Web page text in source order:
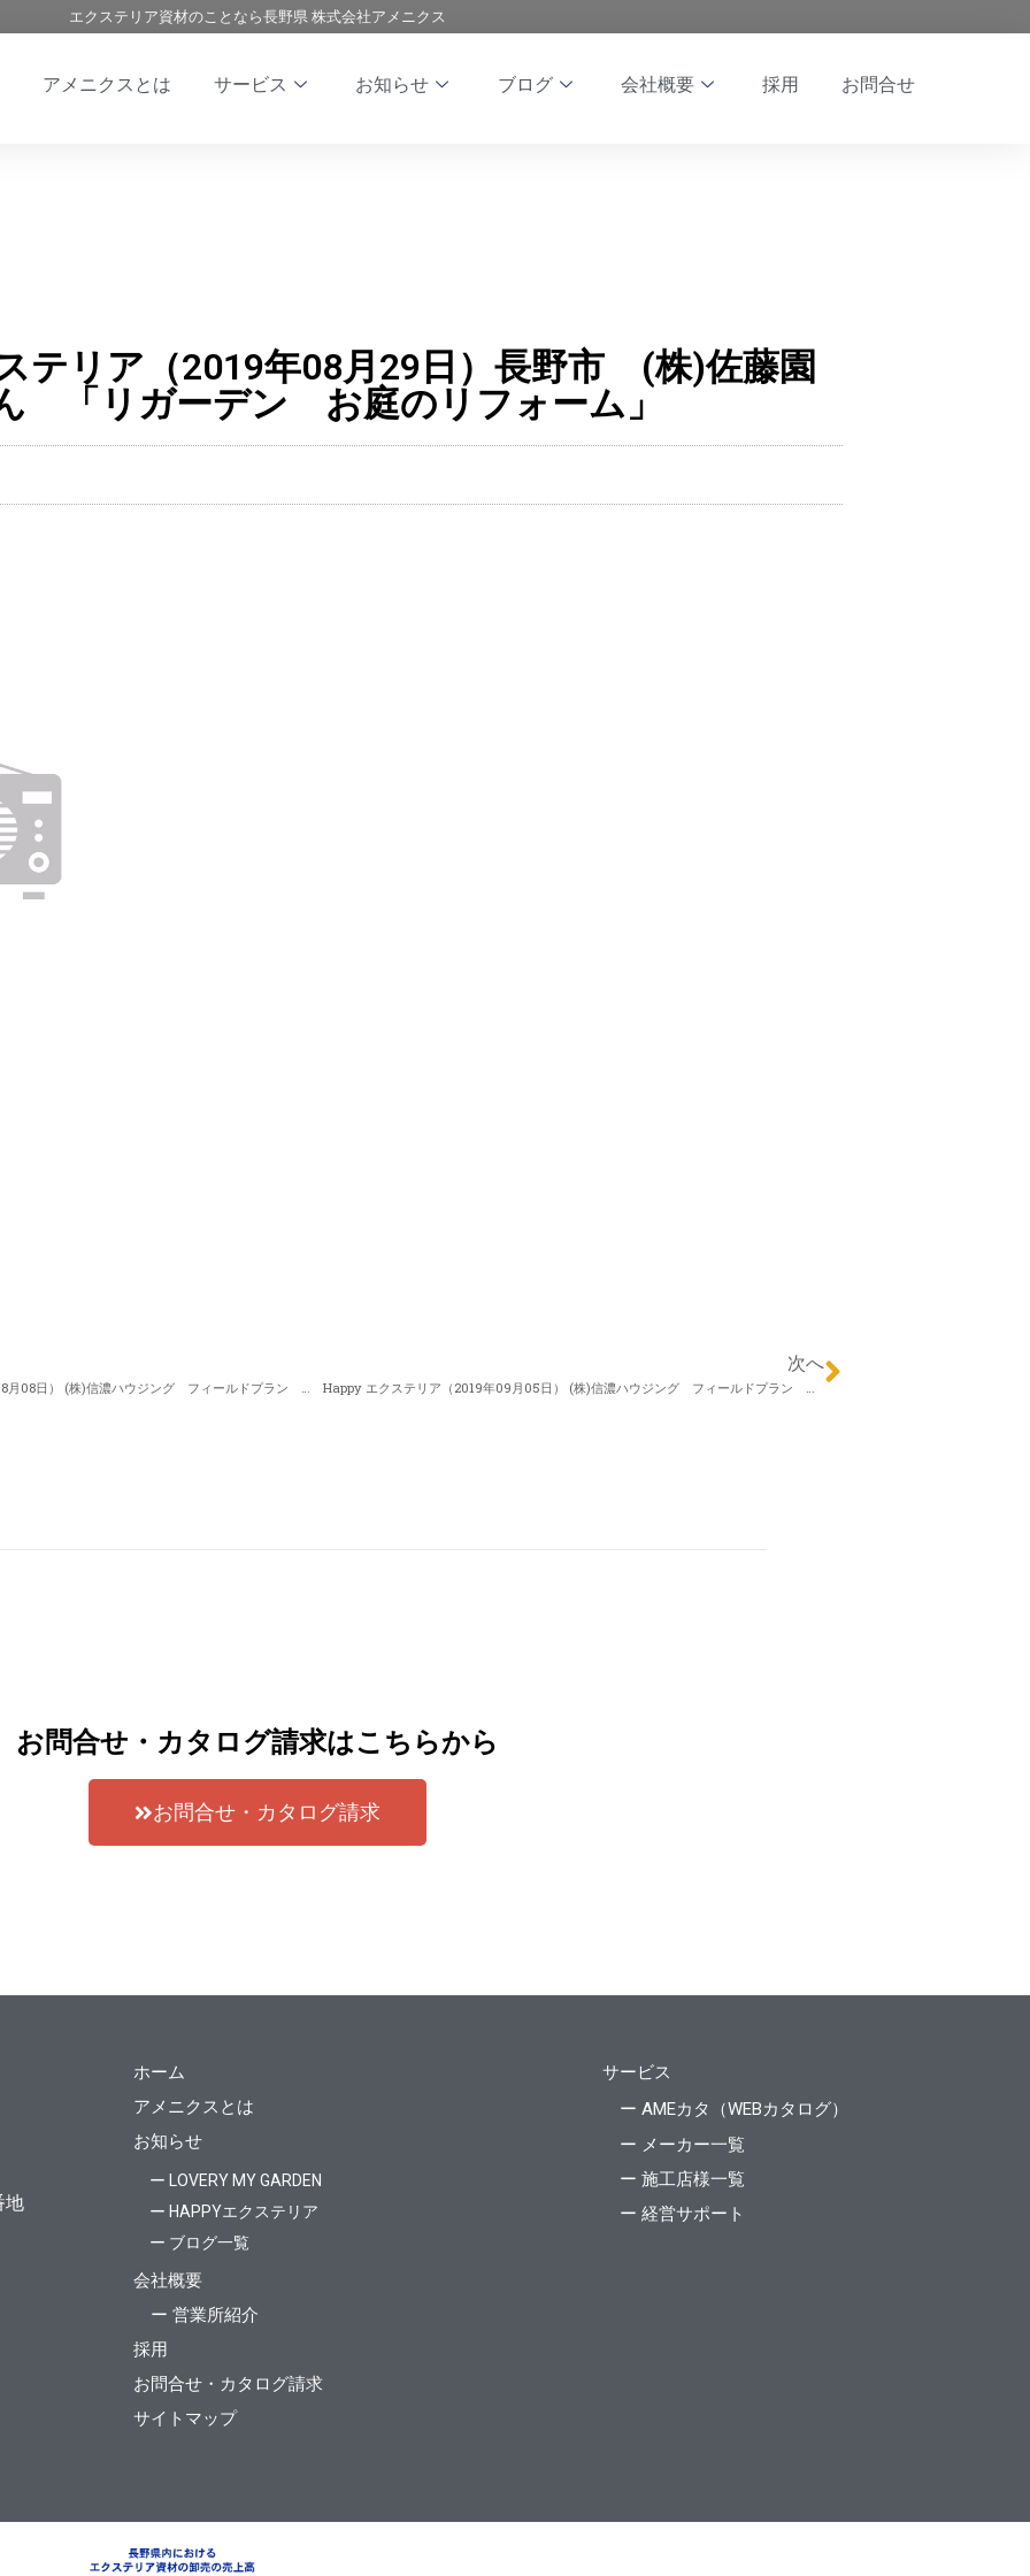
エクステリア資材のことなら長野県 株式会社アメニクス
アメニクスとは サービス お知らせ ブログ 会社概要 採用 お問合せ
テリア（2019年08月29日）長野市 (株)佐藤園
「リガーデン お庭のリフォーム」
次へ
お問合せ・カタログ請求はこちらから
お問合せ・カタログ請求
地
ホーム
アメニクスとは
お知らせ
ー LOVERY MY GARDEN
ー HAPPYエクステリア
ー ブログ一覧
会社概要
ー 営業所紹介
採用
お問合せ・カタログ請求
サイトマップ
サービス
ー AMEカタ（WEBカタログ）
ー メーカー一覧
ー 施工店様一覧
ー 経営サポート